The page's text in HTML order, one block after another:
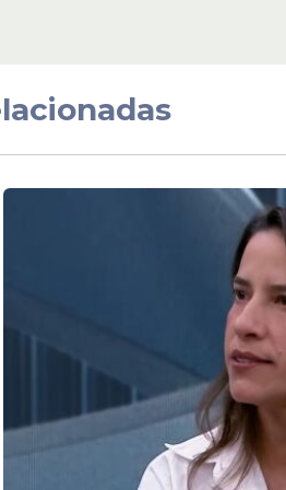
mais recente da Apac,
mais de 43 milímetros
de 38 milímetros